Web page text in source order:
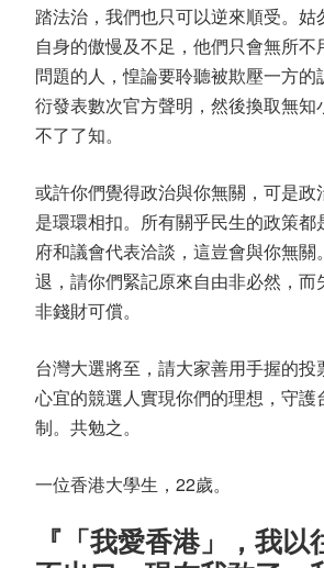
踏法治，我們也只可以逆來順受。
自身的傲慢及不足，他們只會無所不
問題的人，惶論要聆聽被欺壓一方的
衍發表數次官方聲明，然後換取無知
不了了知。
或許你們覺得政治與你無關，可是政
是環環相扣。所有關乎民生的政策都
府和議會代表洽談，這豈會與你無關
退，請你們緊記原來自由非必然，而
非錢財可償。
台灣大選將至，請大家善用手握的投
心宜的競選人實現你們的理想，守護
制。共勉之。
一位香港大學生，22歲。
『「我愛香港」，我以